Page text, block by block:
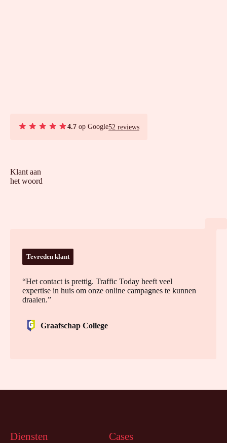
4.7 op Google52 reviews
Klant aan
het woord
Tevreden klant
“Het contact is prettig. Traffic Today heeft veel
expertise in huis om onze online campagnes te kunnen
draaien.”
Graafschap College
Diensten Cases